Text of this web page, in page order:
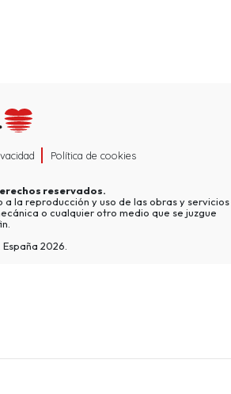
Política de cookies
reservados.
a la reproducción y uso de las obras y servicios
o cualquier otro medio que se juzgue
2026.